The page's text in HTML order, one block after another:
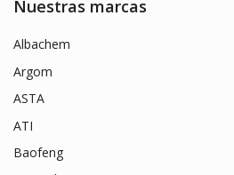
Nuestras marcas
Albachem
Argom
ASTA
ATI
Baofeng